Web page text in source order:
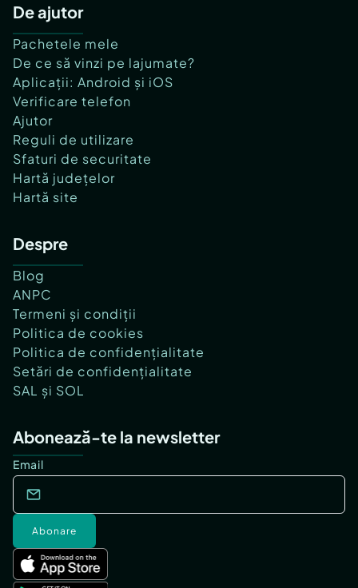
De ajutor
Pachetele mele
De ce să vinzi pe lajumate?
Aplicații: Android și iOS
Verificare telefon
Ajutor
Reguli de utilizare
Sfaturi de securitate
Hartă județelor
Hartă site
Despre
Blog
ANPC
Termeni și condiții
Politica de cookies
Politica de confidențialitate
Setări de confidențialitate
SAL și SOL
Abonează-te la newsletter
Email
Abonare